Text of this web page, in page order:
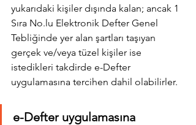
yukarıdaki kişiler dışında kalan; ancak 1
Sıra No.lu Elektronik Defter Genel
Tebliğinde yer alan şartları taşıyan
gerçek ve/veya tüzel kişiler ise
istedikleri takdirde e-Defter
uygulamasına tercihen dahil olabilirler.
e-Defter uygulamasına